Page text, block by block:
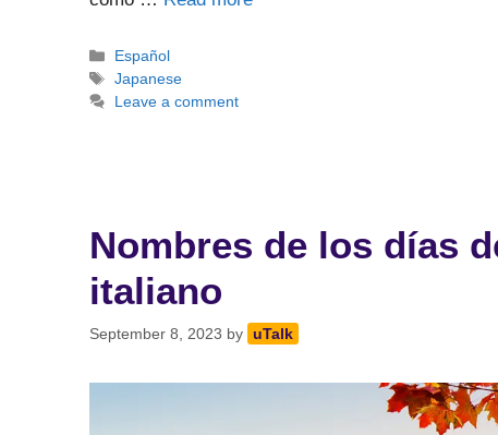
Categories
Español
Tags
Japanese
Leave a comment
Nombres de los días
italiano
September 8, 2023 by uTalk